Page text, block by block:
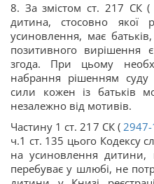
8. За змістом ст. 217 СК
дитина, стосовно якої
усиновлення, має
позитивного вирішення
згода. При цьому
набрання рішенням
сили кожен із батьків
незалежно від мотивів.
Частину 1 ст. 217 СК (
ч.1 ст. 135 цього Кодексу
на усиновлення дитини,
перебуває у шлюбі, не